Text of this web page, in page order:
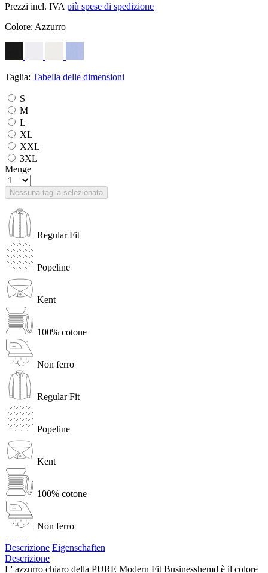
Prezzi incl. IVA più spese di spedizione
Colore: Azzurro
Taglia: Tabella delle dimensioni
S
M
L
XL
XXL
3XL
Menge
Nessuna taglia selezionata
Regular Fit
Popeline
Kent
100% cotone
Non ferro
Regular Fit
Popeline
Kent
100% cotone
Non ferro
Descrizione Eigenschaften
Descrizione
L' azzurro chiaro della PURE Modern Fit Businesshemd è il colore